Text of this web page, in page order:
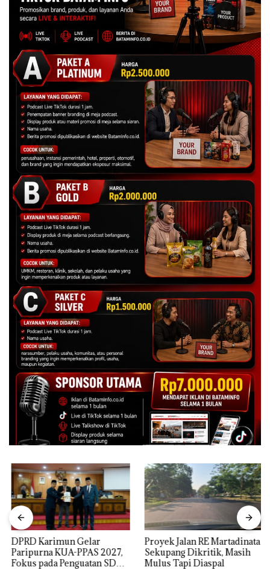
DPRD Karimun Gelar
Paripurna KUA-PPAS 2027,
Fokus pada Penguatan SDM,
Proyek Jalan RE Martadinata
Sekupang Dikritik, Masih
Mulus Tapi Diaspal